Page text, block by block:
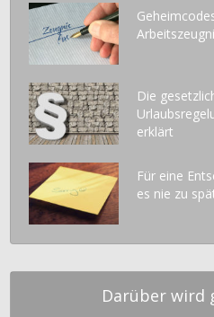
Die
erklärt
Für eine
es nie zu
Darüber wird